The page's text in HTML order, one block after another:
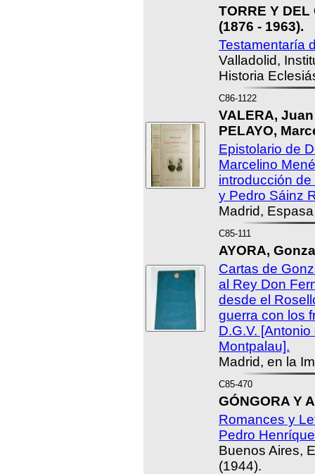
TORRE Y
(1876 - 1963).
Testamentaría
Valladolid,
Historia
C86-1122
VALERA,
PELAYO,
Epistolario de
Marcelino
introducción
y Pedro Sáinz
Madrid,
C85-111
AYORA,
Cartas de
al Rey Don
desde el
guerra con los
D.G.V.
Montpalau].
Madrid, en la
C85-470
GÓNGORA Y
Romances y
Pedro
Buenos Aires,
(1944).